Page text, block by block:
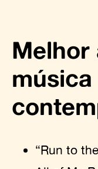
Melhor
“Run to